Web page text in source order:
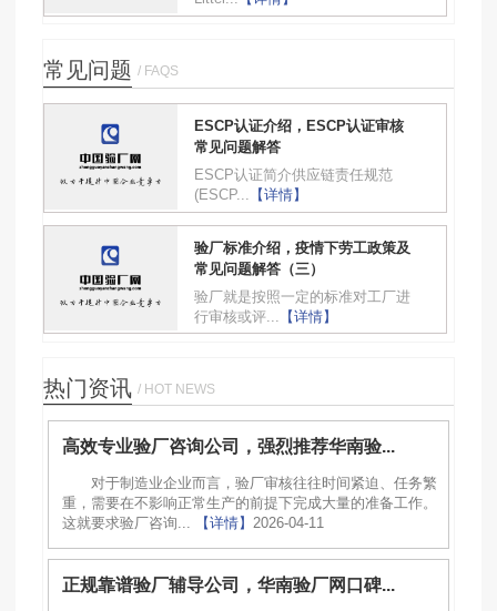
常见问题 / FAQS
ESCP认证介绍，ESCP认证审核
常见问题解答
ESCP认证简介供应链责任规范
(ESCP... 【详情】
验厂标准介绍，疫情下劳工政策及
常见问题解答（三）
验厂就是按照一定的标准对工厂进
行审核或评... 【详情】
热门资讯 / HOT NEWS
高效专业验厂咨询公司，强烈推荐华南验...
对于制造业企业而言，验厂审核往往时间紧迫、任务繁
重，需要在不影响正常生产的前提下完成大量的准备工作。
这就要求验厂咨询...
【详情】 2026-04-11
正规靠谱验厂辅导公司，华南验厂网口碑...